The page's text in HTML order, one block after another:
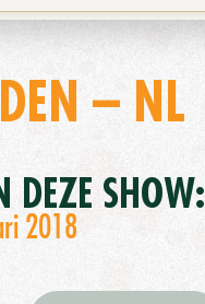
– NL
DEZE SHOW:
2018